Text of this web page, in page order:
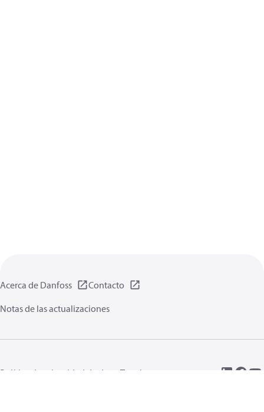
Acerca de Danfoss
Contacto
Notas de las actualizaciones
Política de privacidad de datos Terminos uso